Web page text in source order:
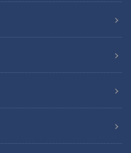
者さんと薬局、少し歩
と小さな川が流れる田
ような無人駅だが、ホ
いく夕陽には何度も癒
れ親しんだこの駅は、
の“故郷”を共有できる
この駅を使っていたと
感を抱き、それと同時に